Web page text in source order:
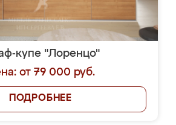
купе "Лоренцо"
от 79 000 руб.
ПОДРОБНЕЕ